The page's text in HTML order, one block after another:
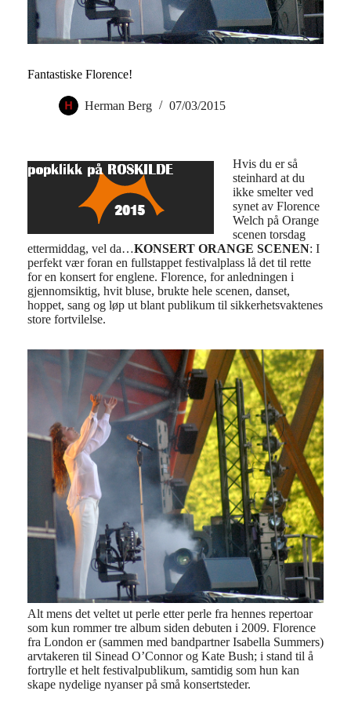
Fantastiske Florence!
Herman Berg 07/03/2015
Hvis du er så
steinhard at du
ikke smelter ved
synet av Florence
Welch på Orange
scenen torsdag
ettermiddag, vel da…KONSERT ORANGE SCENEN: I
perfekt vær foran en fullstappet festivalplass lå det til rette
for en konsert for englene. Florence, for anledningen i
gjennomsiktig, hvit bluse, brukte hele scenen, danset,
hoppet, sang og løp ut blant publikum til sikkerhetsvaktenes
store fortvilelse.
Alt mens det veltet ut perle etter perle fra hennes repertoar
som kun rommer tre album siden debuten i 2009. Florence
fra London er (sammen med bandpartner Isabella Summers)
arvtakeren til Sinead O’Connor og Kate Bush; i stand til å
fortrylle et helt festivalpublikum, samtidig som hun kan
skape nydelige nyanser på små konsertsteder.